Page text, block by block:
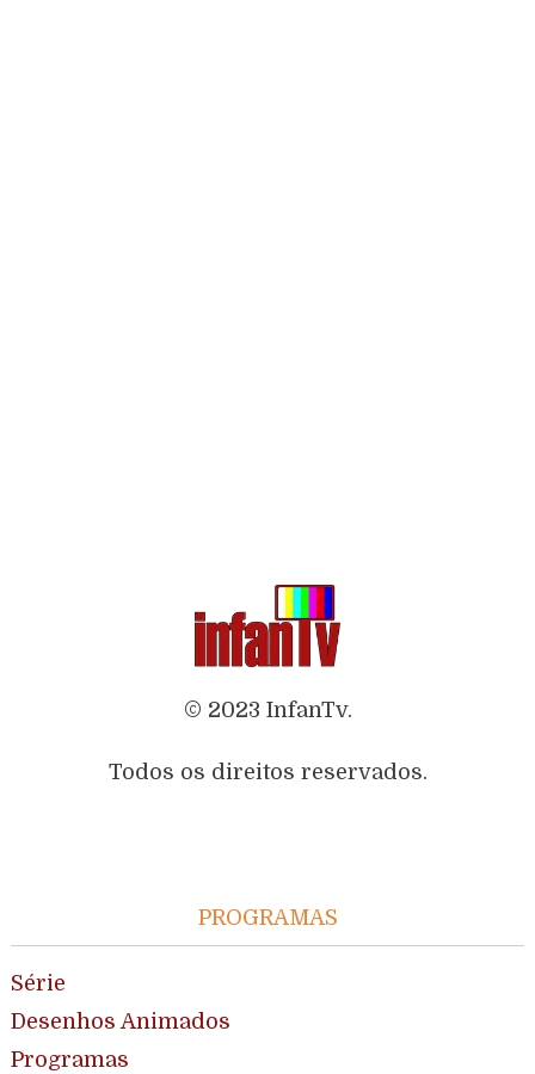
© 2023 InfanTv.
Todos os direitos reservados.
PROGRAMAS
Série
Desenhos Animados
Programas